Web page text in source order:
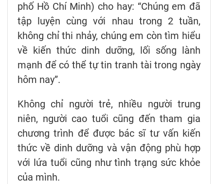
phố Hồ Chí Minh) cho hay: “Chúng em đã
tập luyện cùng với nhau trong 2 tuần,
không chỉ thi nhảy, chúng em còn tìm hiểu
về kiến thức dinh dưỡng, lối sống lành
mạnh để có thể tự tin tranh tài trong ngày
hôm nay”.
Không chỉ người trẻ, nhiều người trung
niên, người cao tuổi cũng đến tham gia
chương trình để được bác sĩ tư vấn kiến
thức về dinh dưỡng và vận động phù hợp
với lứa tuổi cũng như tình trạng sức khỏe
của mình.